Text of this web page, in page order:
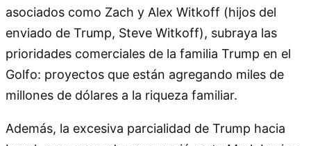
asociados como Zach y Alex Witkoff (hijos del
enviado de Trump, Steve Witkoff), subraya las
prioridades comerciales de la familia Trump en el
Golfo: proyectos que están agregando miles de
millones de dólares a la riqueza familiar.
Además, la excesiva parcialidad de Trump hacia